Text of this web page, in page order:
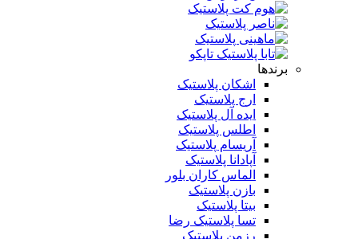
برندها
اشکان پلاستیک
ارج پلاستیک
ایده آل پلاستیک
اطلس پلاستیک
آریسام پلاستیک
آپادانا پلاستیک
الماس کاران بلور
بازن پلاستیک
بیتا پلاستیک
تسا پلاستیک رضا
رزمن پلاستیک